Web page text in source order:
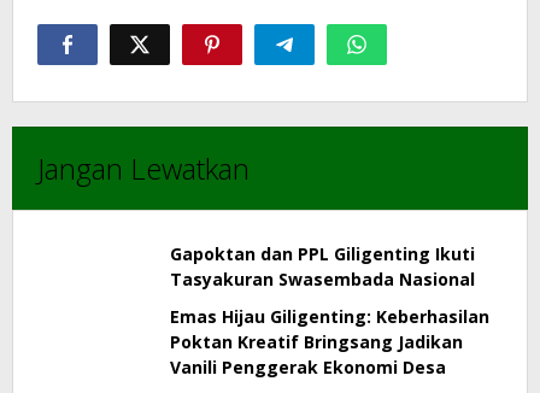
Jangan Lewatkan
Gapoktan dan PPL Giligenting Ikuti
Tasyakuran Swasembada Nasional
Emas Hijau Giligenting: Keberhasilan
Poktan Kreatif Bringsang Jadikan
Vanili Penggerak Ekonomi Desa